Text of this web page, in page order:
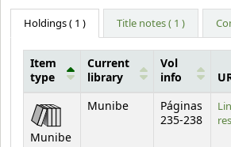
Holdings( 1 ) Title notes ( 1 )
Holdings
Item
type
Current
library
Vol
info
Munibe
Munibe
Páginas
235-238